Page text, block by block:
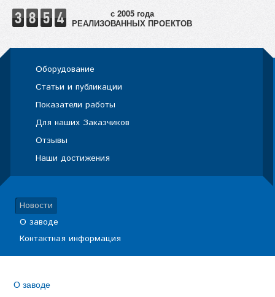
РЕАЛИЗОВАННЫХ ПРОЕКТОВ
Оборудование
Статьи и публикации
Показатели работы
Для наших Заказчиков
Отзывы
Наши достижения
Новости
О заводе
Контактная информация
О заводе